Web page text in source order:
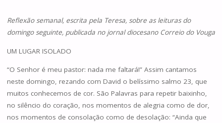
Reflexão semanal, escrita pela Teresa, sobre as leituras do
domingo seguinte, publicada no jornal diocesano Correio do Vouga
UM LUGAR ISOLADO
“O Senhor é meu pastor: nada me faltará!” Assim cantamos
neste domingo, rezando com David o belíssimo salmo 23, que
muitos conhecemos de cor. São Palavras para repetir baixinho,
no silêncio do coração, nos momentos de alegria como de dor,
nos momentos de consolação como de desolação: “Ainda que